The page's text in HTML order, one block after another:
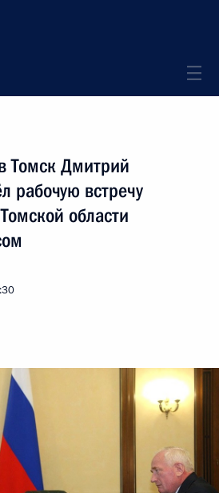
Томск Дмитрий
рабочую встречу
области